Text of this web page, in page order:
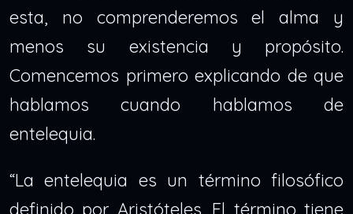
esta, no comprenderemos el alma y
menos su existencia y propósito.
Comencemos primero explicando de que
hablamos cuando hablamos de
entelequia.
“La entelequia es un término filosófico
definido por Aristóteles. El término tiene